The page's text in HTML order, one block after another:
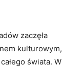
zaczęła
kulturowym,
świata. W